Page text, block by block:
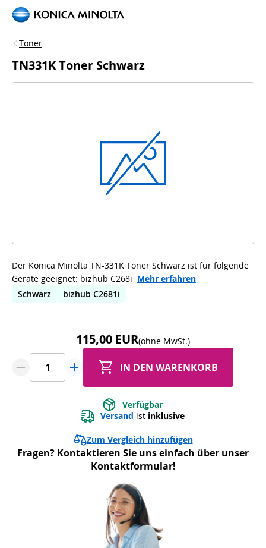
Toner
TN331K Toner Schwarz
Der Konica Minolta TN-331K Toner Schwarz ist für folgende
Geräte geeignet: bizhub C268i Mehr erfahren
Schwarz
bizhub C2681i
115,00 EUR(ohne MwSt.)
IN DEN WARENKORB
Verfügbar
Versand ist inklusive
Zum Vergleich hinzufügen
Fragen? Kontaktieren Sie uns einfach über unser
Kontaktformular!